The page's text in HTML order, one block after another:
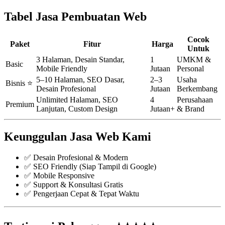
Tabel Jasa Pembuatan Web
Paket Fitur Harga
Cocok
Untuk
Basic
3 Halaman, Desain Standar,
Mobile Friendly
1
Jutaan
UMKM &
Personal
Bisnis ⭐ 5–10 Halaman, SEO Dasar,
Desain Profesional
2–3
Jutaan
Usaha
Berkembang
Premium
Unlimited Halaman, SEO
Lanjutan, Custom Design
4
Jutaan+
Perusahaan
& Brand
Keunggulan Jasa Web Kami
✅ Desain Profesional & Modern
✅ SEO Friendly (Siap Tampil di Google)
✅ Mobile Responsive
✅ Support & Konsultasi Gratis
✅ Pengerjaan Cepat & Tepat Waktu